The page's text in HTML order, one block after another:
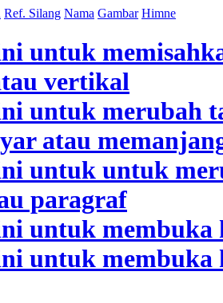
Ref. Silang Nama Gambar Himne